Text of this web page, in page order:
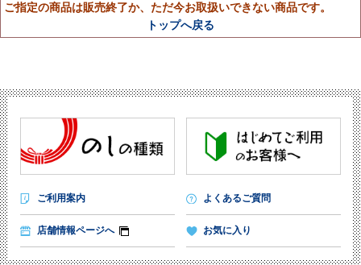
ご指定の商品は販売終了か、ただ今お取扱いできない商品です。
トップへ戻る
ご利用案内 よくあるご質問
店舗情報ページへ お気に入り